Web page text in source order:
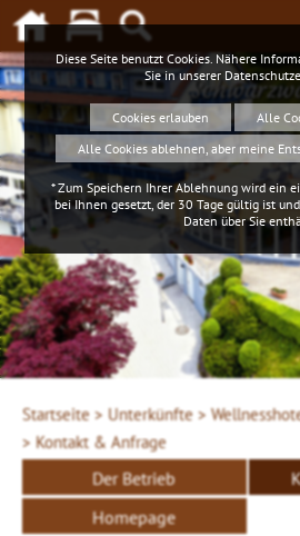
Startseite > Unterkünfte >
> Kontakt & Anfrage
Der Betrieb
Homepage
Diese Seite benutzt Cookies. Nähere
Sie in unserer
Cookies erlauben
Alle
Alle Cookies ablehnen, aber meine
* Zum Speichern Ihrer Ablehnung wird ein
bei Ihnen gesetzt, der 30 Tage gültig ist
Daten über Sie